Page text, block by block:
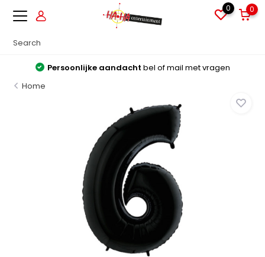
0 0
Persoonlijke aandacht bel of mail met vragen
Home